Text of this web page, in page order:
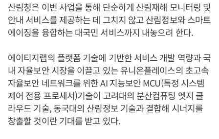
산림청은 이번 사업을 통해 단순하게 산림재해 모니터링 및
안내 서비스를 제공하는 데 그치지 않고 산림정보와 스마트
에이징을 융합하는 대국민 서비스까지 내놓으려 한다.
에이티지랩의 플랫폼 기술에 기반한 서비스 개발 역량과 국
내 자율보안 시장을 이끌고 있는 유니온플레이스의 초고속
자율보안 네트워크를 위한 AI 지능보안 MCU(특정 시스템
제어 전용 프로세서)기술이 고려대의 분산컴퓨팅 엣지 클
라우드 기술, 동국대의 산림정보 기술과 결합해 시너지를
창출할 것이란 기대를 받고 있다.